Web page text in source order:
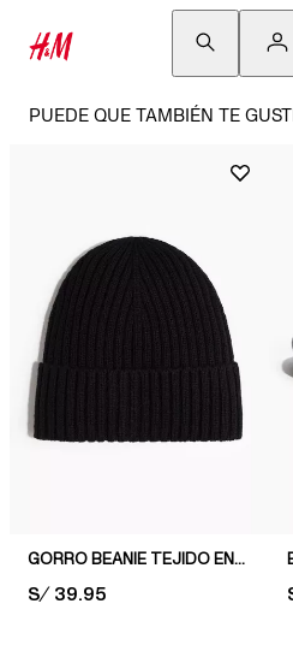
PUEDE QUE TAMBIÉN TE
GORRO BEANIE TEJIDO EN PUNTO ACANALADO
PRICE:
S/ 39.95